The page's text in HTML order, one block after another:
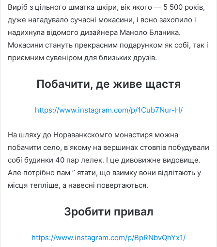
Виріб з цільного шматка шкіри, вік якого — 5 500 років,
дуже нагадувало сучасні мокасини, і воно захопило і
надихнула відомого дизайнера Маноло Бланика.
Мокасини стануть прекрасним подарунком як собі, так і
приємним сувеніром для близьких друзів.
Побачити, де живе щастя
https://www.instagram.com/p/1Cub7Nur-H/
На шляху до Нораванкскомго монастиря можна
побачити село, в якому на вершинах стовпів побудували
собі будинки 40 пар лелек. І це дивовижне видовище.
Але потрібно пам ” ятати, що взимку вони відлітають у
місця тепліше, а навесні повертаються.
Зробити привал
https://www.instagram.com/p/BpRNbvQhYx1/